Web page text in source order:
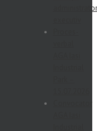
administrator